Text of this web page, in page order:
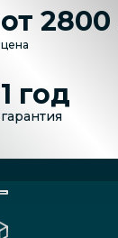
от
цена
1 год
гарантия